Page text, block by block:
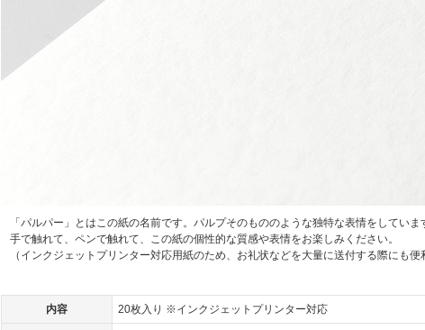
「パルパー」とはこの紙の名前です。パルプそのもののような独特な表情をしていま
手で触れて、ペンで触れて、この紙の個性的な質感や表情をお楽しみください。
（インクジェットプリンター対応用紙のため、お礼状などを大量に送付する際にも便
内容 20枚入り ※インクジェットプリンター対応